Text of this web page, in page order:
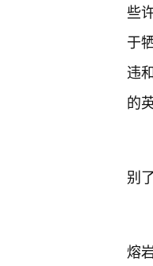
些
于
违
的
别
熔